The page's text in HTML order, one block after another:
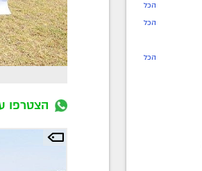
הכל
הכל
הכל
הצטרפו